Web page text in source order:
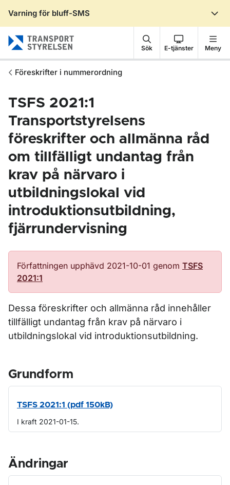
Varning för bluff-SMS
Sök E-tjänster Meny
Föreskrifter i nummerordning
TSFS 2021:1
Transportstyrelsens
föreskrifter och allmänna råd
om tillfälligt undantag från
krav på närvaro i
utbildningslokal vid
introduktionsutbildning,
fjärrundervisning
Författningen upphävd 2021-10-01 genom TSFS
2021:1
Dessa föreskrifter och allmänna råd innehåller
tillfälligt undantag från krav på närvaro i
utbildningslokal vid introduktionsutbildning.
Grundform
TSFS 2021:1 (pdf 150kB)
I kraft 2021-01-15.
Ändringar